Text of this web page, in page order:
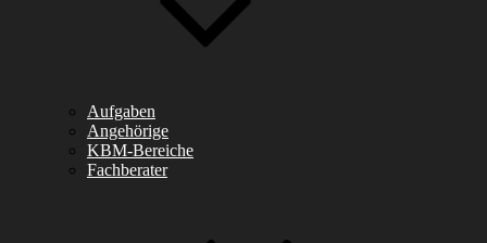
Aufgaben
Angehörige
KBM-Bereiche
Fachberater